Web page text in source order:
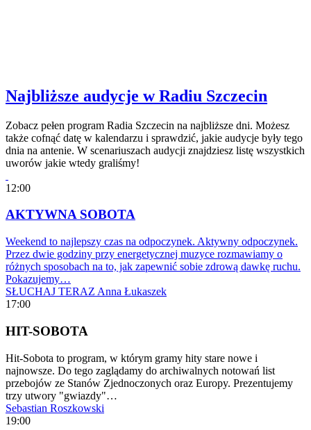
Najbliższe audycje w Radiu Szczecin
Zobacz pełen program Radia Szczecin na najbliższe dni. Możesz
także cofnąć datę w kalendarzu i sprawdzić, jakie audycje były tego
dnia na antenie. W scenariuszach audycji znajdziesz listę wszystkich
uworów jakie wtedy graliśmy!
12:00
AKTYWNA SOBOTA
Weekend to najlepszy czas na odpoczynek. Aktywny odpoczynek.
Przez dwie godziny przy energetycznej muzyce rozmawiamy o
różnych sposobach na to, jak zapewnić sobie zdrową dawkę ruchu.
Pokazujemy…
SŁUCHAJ TERAZ Anna Łukaszek
17:00
HIT-SOBOTA
Hit-Sobota to program, w którym gramy hity stare nowe i
najnowsze. Do tego zaglądamy do archiwalnych notowań list
przebojów ze Stanów Zjednoczonych oraz Europy. Prezentujemy
trzy utwory "gwiazdy"…
Sebastian Roszkowski
19:00